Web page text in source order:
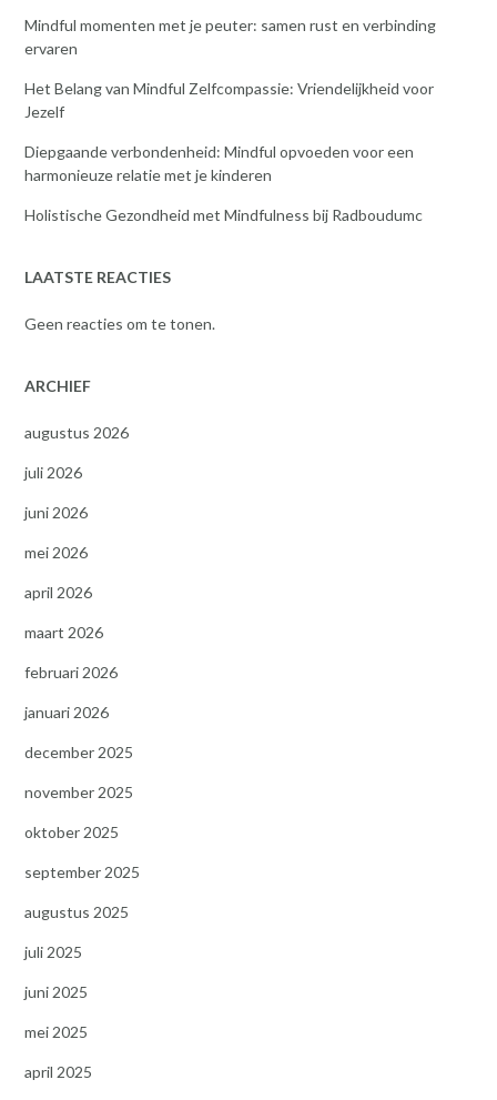
Mindful momenten met je peuter: samen rust en verbinding
ervaren
Het Belang van Mindful Zelfcompassie: Vriendelijkheid voor
Jezelf
Diepgaande verbondenheid: Mindful opvoeden voor een
harmonieuze relatie met je kinderen
Holistische Gezondheid met Mindfulness bij Radboudumc
LAATSTE REACTIES
Geen reacties om te tonen.
ARCHIEF
augustus 2026
juli 2026
juni 2026
mei 2026
april 2026
maart 2026
februari 2026
januari 2026
december 2025
november 2025
oktober 2025
september 2025
augustus 2025
juli 2025
juni 2025
mei 2025
april 2025